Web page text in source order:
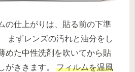
の仕上がりは、貼る前の下準
まずレンズの汚れと油分をし
めた中性洗剤を吹いてから貼
がききます。 フィルムを温風